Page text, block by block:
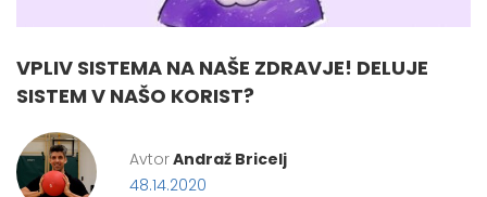
VPLIV SISTEMA NA NAŠE ZDRAVJE! DELUJE
SISTEM V NAŠO KORIST?
AvtorAndraž Bricelj
48.14.2020